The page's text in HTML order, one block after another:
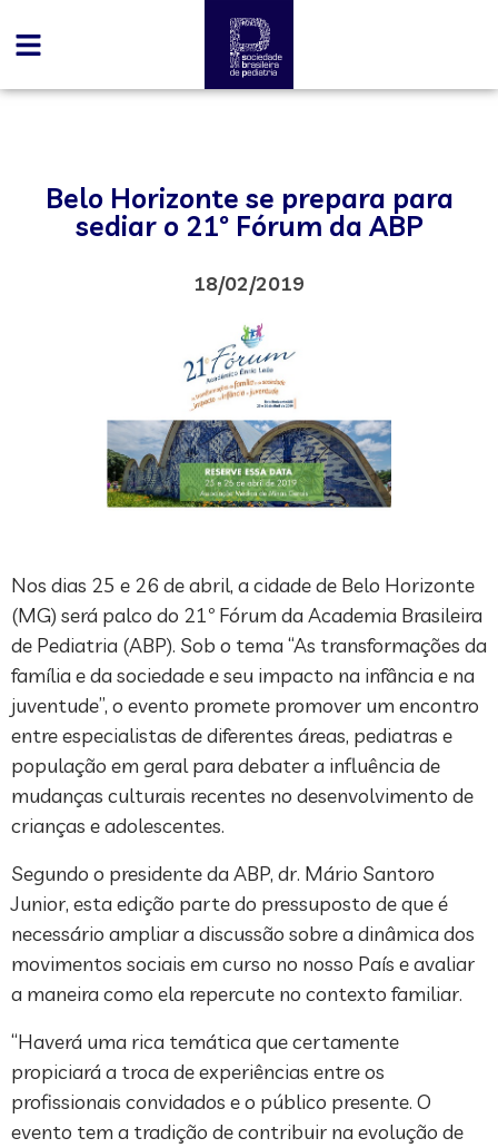
Belo Horizonte se prepara para
sediar o 21º Fórum da ABP
18/02/2019
Nos dias 25 e 26 de abril, a cidade de Belo Horizonte
(MG) será palco do 21º Fórum da Academia Brasileira
de Pediatria (ABP). Sob o tema “As transformações da
família e da sociedade e seu impacto na infância e na
juventude”, o evento promete promover um encontro
entre especialistas de diferentes áreas, pediatras e
população em geral para debater a influência de
mudanças culturais recentes no desenvolvimento de
crianças e adolescentes.
Segundo o presidente da ABP, dr. Mário Santoro
Junior, esta edição parte do pressuposto de que é
necessário ampliar a discussão sobre a dinâmica dos
movimentos sociais em curso no nosso País e avaliar
a maneira como ela repercute no contexto familiar.
“Haverá uma rica temática que certamente
propiciará a troca de experiências entre os
profissionais convidados e o público presente. O
evento tem a tradição de contribuir na evolução de